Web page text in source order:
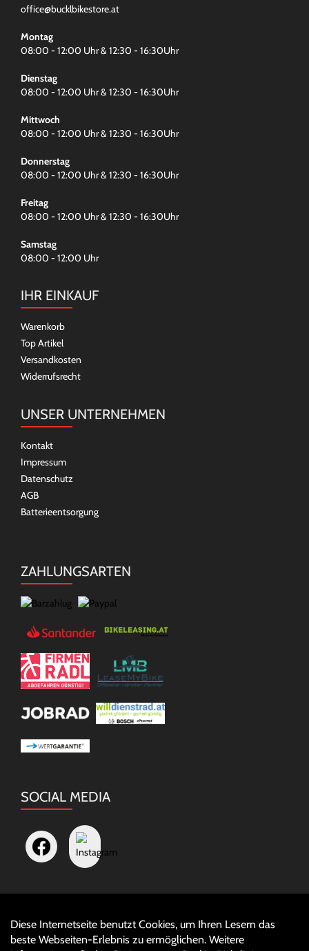
office@bucklbikestore.at
Montag
08:00 - 12:00 Uhr & 12:30 - 16:30Uhr
Dienstag
08:00 - 12:00 Uhr & 12:30 - 16:30Uhr
Mittwoch
08:00 - 12:00 Uhr & 12:30 - 16:30Uhr
Donnerstag
08:00 - 12:00 Uhr & 12:30 - 16:30Uhr
Freitag
08:00 - 12:00 Uhr & 12:30 - 16:30Uhr
Samstag
08:00 - 12:00 Uhr
IHR EINKAUF
Warenkorb
Top Artikel
Versandkosten
Widerrufsrecht
UNSER UNTERNEHMEN
Kontakt
Impressum
Datenschutz
AGB
Batterieentsorgung
ZAHLUNGSARTEN
SOCIAL MEDIA
Diese Internetseite benutzt Cookies, um Ihren Lesern das
beste Webseiten-Erlebnis zu ermöglichen. Weitere
Auftrag widerrufen